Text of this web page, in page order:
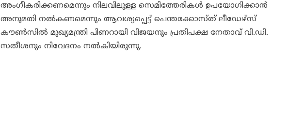
അംഗീകരിക്കണമെന്നും നിലവിലുള്ള സെമിത്തേരികള്‍ ഉപയോഗിക്കാന്‍
അനുമതി നല്‍കണമെന്നും ആവശ്യപ്പെട്ട് പെന്തക്കോസ്ത് ലീഡേഴ്‌സ്
കൗണ്‍സില്‍ മുഖ്യമന്ത്രി പിണറായി വിജയനും പ്രതിപക്ഷ നേതാവ് വി.ഡി.
സതീശനും നിവേദനം നല്‍കിയിരുന്നു.